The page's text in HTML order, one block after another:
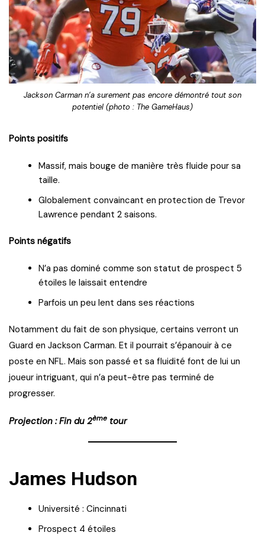
Jackson Carman n’a surement pas encore démontré tout son
potentiel (photo : The GameHaus)
Points positifs
Massif, mais bouge de manière très fluide pour sa
taille.
Globalement convaincant en protection de Trevor
Lawrence pendant 2 saisons.
Points négatifs
N’a pas dominé comme son statut de prospect 5
étoiles le laissait entendre
Parfois un peu lent dans ses réactions
Notamment du fait de son physique, certains verront un
Guard en Jackson Carman. Et il pourrait s’épanouir à ce
poste en NFL. Mais son passé et sa fluidité font de lui un
joueur intriguant, qui n’a peut-être pas terminé de
progresser.
Projection : Fin du 2ème tour
James Hudson
Université : Cincinnati
Prospect 4 étoiles